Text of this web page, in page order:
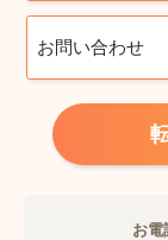
お問い合わせ
お電